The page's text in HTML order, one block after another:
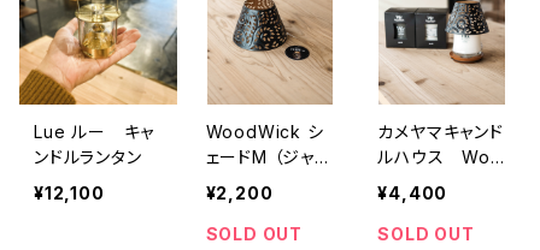
Lue ルー キャ
ンドルランタン
¥12,100
WoodWick シ
ェードM （ジャー
M専用）
¥2,200
SOLD OUT
カメヤマキャンド
ルハウス Woo
dWick ウッドウ
ィック ジャーM
¥4,400
SOLD OUT